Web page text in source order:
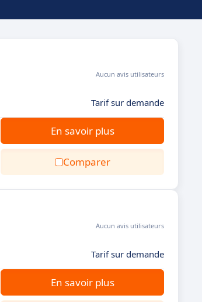
Aucun avis utilisateurs
Tarif sur demande
En savoir plus
Comparer
Aucun avis utilisateurs
Tarif sur demande
En savoir plus